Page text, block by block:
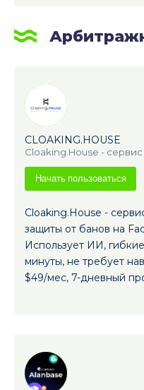
CLOAKING.HOUSE
Cloaking.House -
Начать пользоваться
Cloaking.House -
защиты от банов на
Использует ИИ,
минуты, не требует
$49/мес, 7-дневный